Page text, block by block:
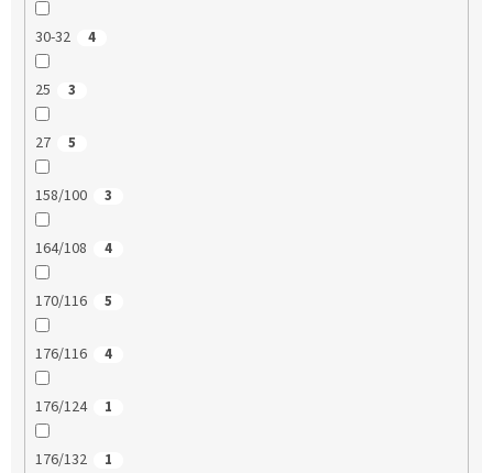
30-32 4
25 3
27 5
158/100 3
164/108 4
170/116 5
176/116 4
176/124 1
176/132 1